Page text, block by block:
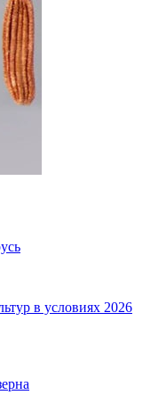
в условиях 2026